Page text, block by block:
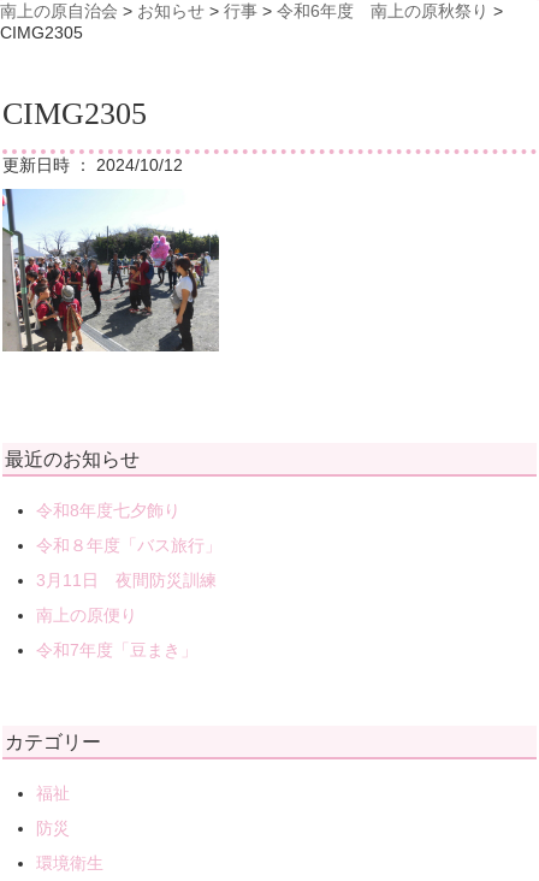
南上の原自治会 > お知らせ > 行事 > 令和6年度 南上の原秋祭り >
CIMG2305
CIMG2305
更新日時 ： 2024/10/12
最近のお知らせ
令和8年度七夕飾り
令和８年度「バス旅行」
3月11日 夜間防災訓練
南上の原便り
令和7年度「豆まき」
カテゴリー
福祉
防災
環境衛生